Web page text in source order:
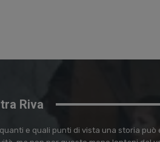
Riva
e quali punti di vista una storia